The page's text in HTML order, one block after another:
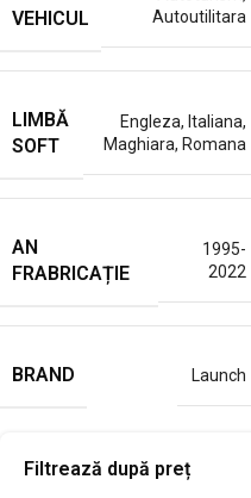
Filtrează după preț
VEHICUL
Autoutilitara
LIMBĂ
SOFT
Engleza, Italiana,
Maghiara, Romana
AN
FRABRICAȚIE
1995-
2022
BRAND Launch